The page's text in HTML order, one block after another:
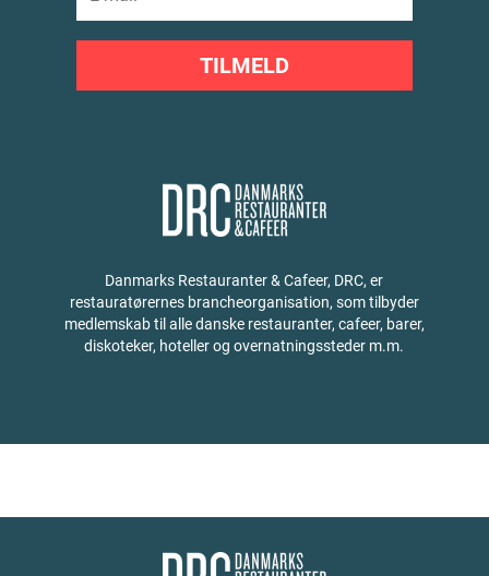
TILMELD
Danmarks Restauranter & Cafeer, DRC, er
restauratørernes brancheorganisation, som tilbyder
medlemskab til alle danske restauranter, cafeer, barer,
diskoteker, hoteller og overnatningssteder m.m.